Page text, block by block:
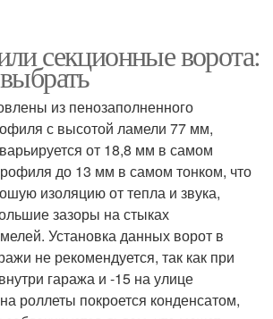
секционные ворота:
из пенозаполненного
с высотой ламели 77 мм,
от 18,8 мм в самом
до 13 мм в самом тонком, что
изоляцию от тепла и звука,
зазоры на стыках
Установка данных ворот в
не рекомендуется, так как при
гаража и -15 на улице
роллеты покроется конденсатом,